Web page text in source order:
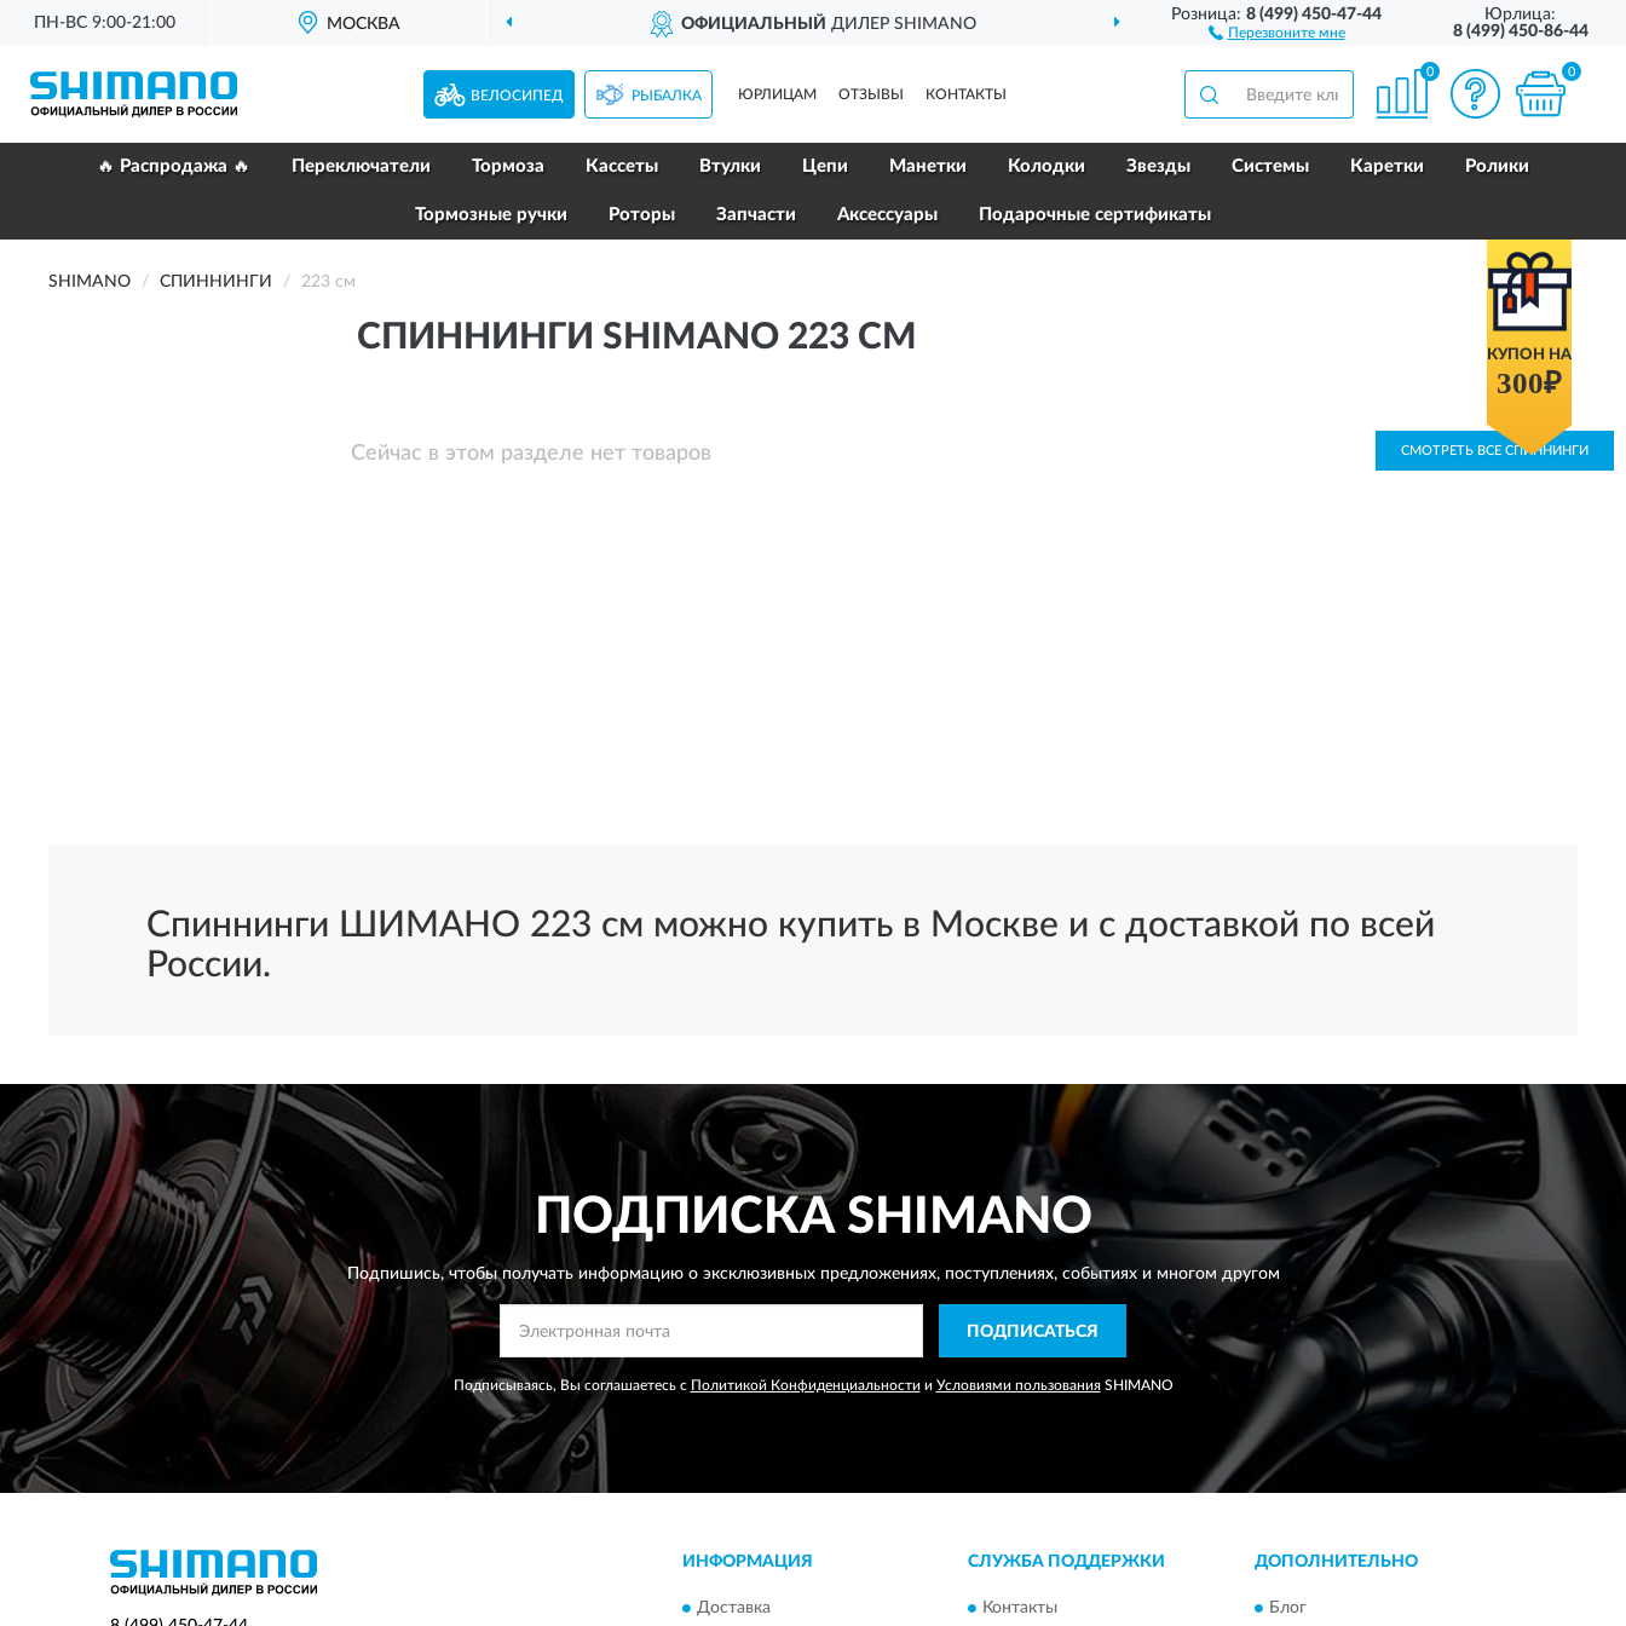
ПН-ВС 9:00-21:00 МОСКВА ОФИЦИАЛЬНЫЙ ДИЛЕР SHIMANO ДОСТАВИМ ПО ВСЕЙ РОССИИ
Розница:8 (499) 450-47-44
Перезвоните мне
Юрлица:
8 (499) 450-86-44
ВЕЛОСИПЕД РЫБАЛКА ЮРЛИЦАМ ОТЗЫВЫ КОНТАКТЫ
0 0
🔥 Распродажа 🔥 Переключатели Тормоза Кассеты Втулки Цепи Манетки Колодки Звезды Системы Каретки Ролики
Тормозные ручки Роторы Запчасти Аксессуары Подарочные сертификаты
КУПОН НА
300₽
SHIMANO СПИННИНГИ 223 см
СПИННИНГИ SHIMANO 223 СМ
Сейчас в этом разделе нет товаров СМОТРЕТЬ ВСЕ СПИННИНГИ
Спиннинги ШИМАНО 223 см можно купить в Москве и с доставкой по всей
России.
ПОДПИСКАSHIMANO
Подпишись, чтобы получать информацию о эксклюзивных предложениях,поступлениях, событиях и многом другом
ПОДПИСАТЬСЯ
Подписываясь, Вы соглашаетесь с Политикой Конфиденциальности и Условиями пользованияSHIMANO
ИНФОРМАЦИЯ
Доставка
СЛУЖБА ПОДДЕРЖКИ
Контакты
ДОПОЛНИТЕЛЬНО
Блог